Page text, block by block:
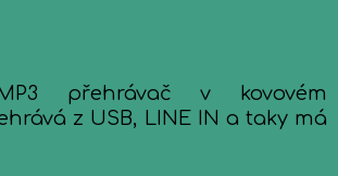
přehrávač v kovovém
z USB, LINE IN a taky má